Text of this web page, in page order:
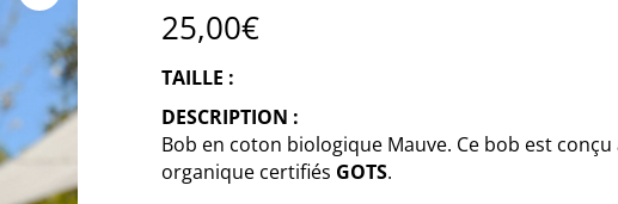
25,00€
TAILLE :
DESCRIPTION :
Bob en coton biologique Mauve. Ce bob est
organique certifiés GOTS.